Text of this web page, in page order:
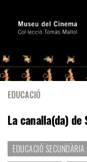
EDUCACIÓ
La canalla(da) de
EDUCACIÓ